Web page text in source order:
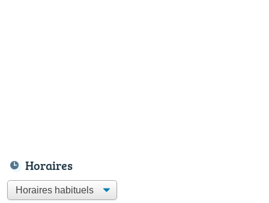
Horaires